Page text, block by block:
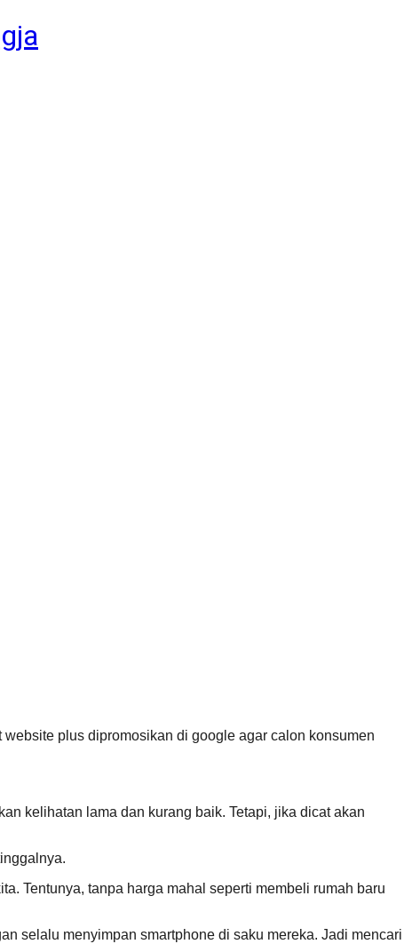
plus dipromosikan di google agar calon konsumen
kelihatan lama dan kurang baik. Tetapi, jika dicat akan
Tentunya, tanpa harga mahal seperti membeli rumah baru
selalu menyimpan smartphone di saku mereka. Jadi mencari